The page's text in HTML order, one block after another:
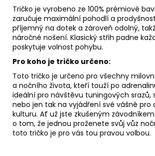
Tričko je vyrobeno ze 100% prémiové
zaručuje maximální pohodlí a
příjemný na dotek a zároveň odolný,
náročné nošení. Klasický střih padne
poskytuje volnost pohybu.
Pro koho je tričko určeno:
Toto tričko je určeno pro všechny
a nočního života, kteří touží po
ideální pro návštěvu tuningových srazů,
nebo jen tak na vyjádření své vášně pro
kulturu. Ať už jste zkušeným
o tom, že jednou proženete svůj vůz
toto tričko je pro vás tou pravou volbou.